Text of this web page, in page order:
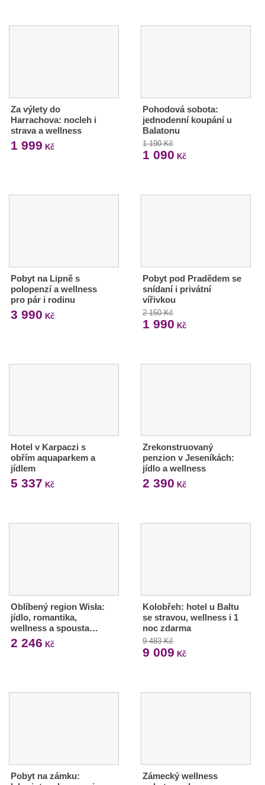
Za výlety do
Harrachova: nocleh i
strava a wellness
1 999 Kč
Pohodová sobota:
jednodenní koupání u
Balatonu
1 190 Kč
1 090 Kč
Pobyt na Lipně s
polopenzí a wellness
pro pár i rodinu
3 990 Kč
Pobyt pod Pradědem se
snídaní i privátní
vířivkou
2 150 Kč
1 990 Kč
Hotel v Karpaczi s
obřím aquaparkem a
jídlem
5 337 Kč
Zrekonstruovaný
penzion v Jeseníkách:
jídlo a wellness
2 390 Kč
Oblíbený region Wisła:
jídlo, romantika,
wellness a spousta…
2 246 Kč
Kolobřeh: hotel u Baltu
se stravou, wellness i 1
noc zdarma
9 483 Kč
9 009 Kč
Pobyt na zámku:
Zámecký wellness